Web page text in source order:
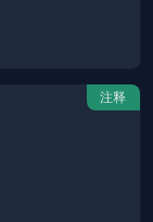
注释